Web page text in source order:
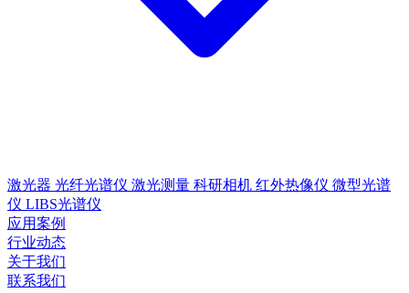
激光器 光纤光谱仪 激光测量 科研相机 红外热像仪 微型光谱
仪 LIBS光谱仪
应用案例
行业动态
关于我们
联系我们